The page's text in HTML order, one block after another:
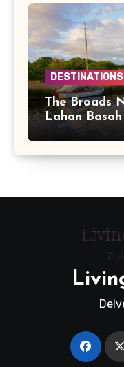
DESTINATIONS
The Broads
Lahan
Timur